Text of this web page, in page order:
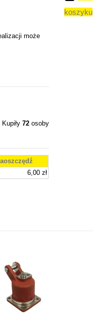
może
Kupiły 72osoby
6,00 zł
koszyku